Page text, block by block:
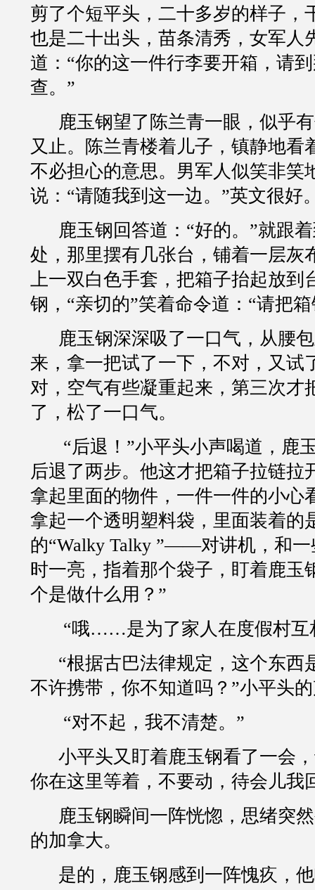
剪了个短平头，二十多岁的样子，
也是二十出头，苗条清秀，女军人
道： “你的这一件行李要开箱，请
查。 ”
鹿玉钢望了陈兰青一眼，似乎
又止。陈兰青楼着儿子，镇静地看
不必担心的意思。男军人似笑非笑
说： “请随我到这一边。 ”英文很好
鹿玉钢回答道： “好的。 ”就跟
处，那里摆有几张台，铺着一层灰
上一双白色手套，把箱子抬起放到
钢， “亲切的”笑着命令道： “请把
鹿玉钢深深吸了一口气，从腰
来，拿一把试了一下，不对，又试
对，空气有些凝重起来，第三次才
了，松了一口气。
“后退！ ”小平头小声喝道，鹿
后退了两步。他这才把箱子拉链拉
拿起里面的物件，一件一件的小心
拿起一个透明塑料袋，里面装着的
的“Walky Talky ”——对讲机，和
时一亮，指着那个袋子，盯着鹿玉
个是做什么用？ ”
“哦……是为了家人在度假村
“根据古巴法律规定，这个东西
不许携带，你不知道吗？ ”小平头
“对不起，我不清楚。 ”
小平头又盯着鹿玉钢看了一会
你在这里等着，不要动，待会儿我
鹿玉钢瞬间一阵恍惚，思绪突
的加拿大。
是的，鹿玉钢感到一阵愧疚，